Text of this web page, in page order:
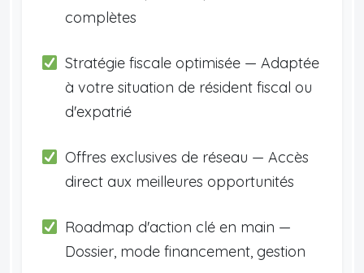
complètes
Stratégie fiscale optimisée — Adaptée
à votre situation de résident fiscal ou
d'expatrié
Offres exclusives de réseau — Accès
direct aux meilleures opportunités
Roadmap d'action clé en main —
Dossier, mode financement, gestion